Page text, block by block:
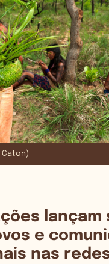
Caton)
lançam
e
nas